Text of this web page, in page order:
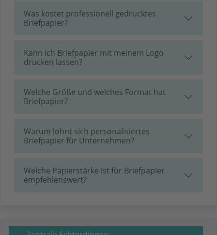
Was kostet professionell gedrucktes
Briefpapier?
Kann ich Briefpapier mit meinem Logo
drucken lassen?
Welche Größe und welches Format hat
Briefpapier?
Warum lohnt sich personalisiertes
Briefpapier für Unternehmen?
Welche Papierstärke ist für Briefpapier
empfehlenswert?